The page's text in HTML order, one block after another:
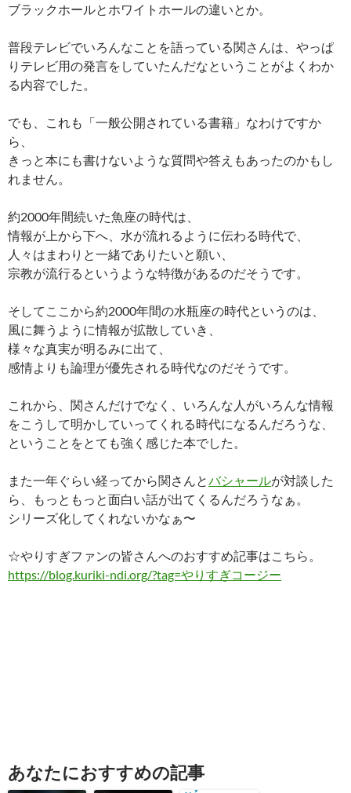
ブラックホールとホワイトホールの違いとか。
普段テレビでいろんなことを語っている関さんは、やっぱ
りテレビ用の発言をしていたんだなということがよくわか
る内容でした。
でも、これも「一般公開されている書籍」なわけですか
ら、
きっと本にも書けないような質問や答えもあったのかもし
れません。
約2000年間続いた魚座の時代は、
情報が上から下へ、水が流れるように伝わる時代で、
人々はまわりと一緒でありたいと願い、
宗教が流行るというような特徴があるのだそうです。
そしてここから約2000年間の水瓶座の時代というのは、
風に舞うように情報が拡散していき、
様々な真実が明るみに出て、
感情よりも論理が優先される時代なのだそうです。
これから、関さんだけでなく、いろんな人がいろんな情報
をこうして明かしていってくれる時代になるんだろうな、
ということをとても強く感じた本でした。
また一年ぐらい経ってから関さんとバシャールが対談した
ら、もっともっと面白い話が出てくるんだろうなぁ。
シリーズ化してくれないかなぁ〜
☆やりすぎファンの皆さんへのおすすめ記事はこちら。
https://blog.kuriki-ndi.org/?tag=やりすぎコージー
あなたにおすすめの記事